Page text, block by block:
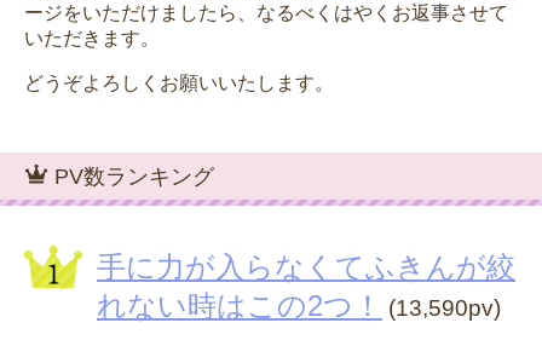
ージをいただけましたら、なるべくはやくお返事させて
いただきます。
どうぞよろしくお願いいたします。
PV数ランキング
手に力が入らなくてふきんが絞
れない時はこの2つ！
(13,590pv)